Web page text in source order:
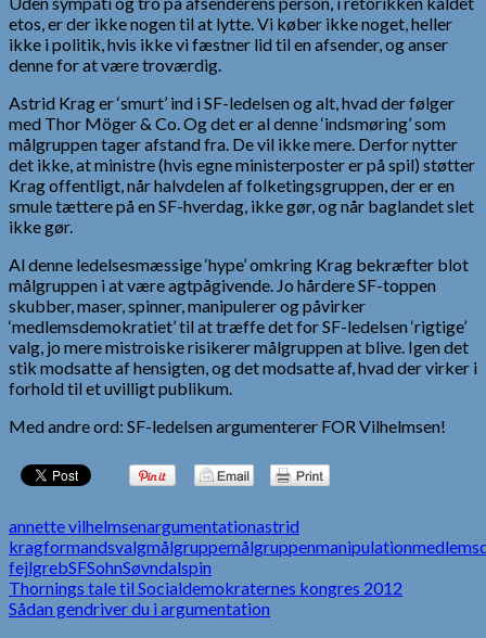
etos, er der ikke nogen til at lytte. Vi køber ikke noget, heller
ikke i politik, hvis ikke vi fæstner lid til en afsender, og anser
denne for at være troværdig.
Astrid Krag er ‘smurt’ ind i SF-ledelsen og alt, hvad der følger
med Thor Möger & Co. Og det er al denne ‘indsmøring’ som
målgruppen tager afstand fra. De vil ikke mere. Derfor nytter
det ikke, at ministre (hvis egne ministerposter er på spil) støtter
Krag offentligt, når halvdelen af folketingsgruppen, der er en
smule tættere på en SF-hverdag, ikke gør, og når baglandet slet
ikke gør.
Al denne ledelsesmæssige ‘hype’ omkring Krag bekræfter blot
målgruppen i at være agtpågivende. Jo hårdere SF-toppen
skubber, maser, spinner, manipulerer og påvirker
‘medlemsdemokratiet’ til at træffe det for SF-ledelsen ‘rigtige’
valg, jo mere mistroiske risikerer målgruppen at blive. Igen det
stik modsatte af hensigten, og det modsatte af, hvad der virker i
forhold til et uvilligt publikum.
Med andre ord: SF-ledelsen argumenterer FOR Vilhelmsen!
annette vilhelmsenargumentationastrid
kragformandsvalgmålgruppemålgruppenmanipulation
fejlgrebSFSohnSøvndalspin
Indlægsnavigation
Thornings tale til Socialdemokraternes kongres 2012
Sådan gendriver du i argumentation